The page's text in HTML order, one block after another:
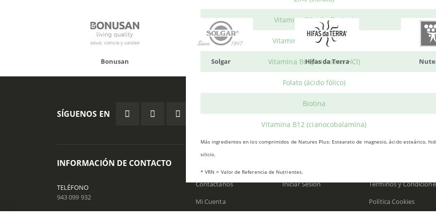
Vitamina B2 (riboflavina)
Vitamina B1 (tiamina HCl)
Vitamina B6 (piridoxina HCl)
Folato (ácido fólico)
Biotina
Vitamina B12 (cianocobalamina)
Más ingredientes en los comprimidos de Natures Plus: Estearato de magnesio, ácido esteárico,
silicio.
* VRN = Valor de Referencia de Nutrientes.
Hifas da Terra Nutergia
SÍGUENOS EN
INFORMACIÓN DE CONTACTO
TELÉFONO
943 099 932
Contáctanos
Mi Cuenta
Iniciar Sesión
Términos y
Política Cookies